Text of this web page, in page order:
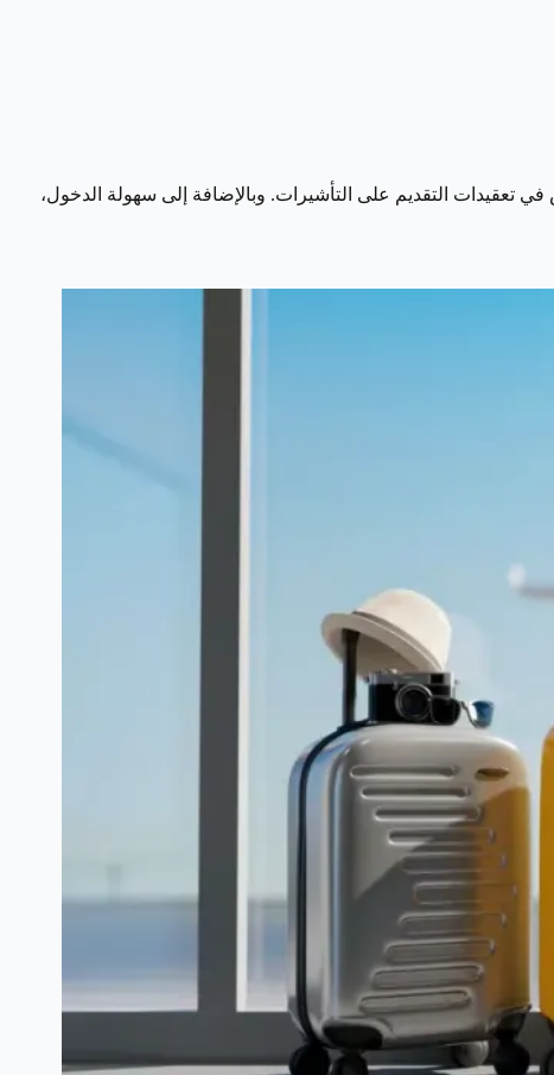
تعقيدات التقديم على التأشيرات. وبالإضافة إلى سهولة الدخول،